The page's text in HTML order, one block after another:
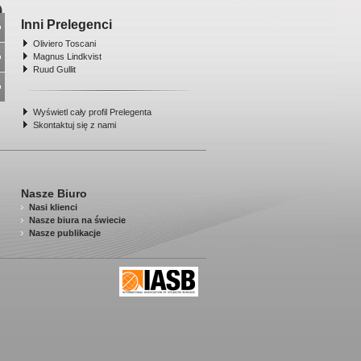
Inni Prelegenci
Oliviero Toscani
Magnus Lindkvist
Ruud Gullit
Wyświetl cały profil Prelegenta
Skontaktuj się z nami
Nasze Biuro
Nasi klienci
Nasze biura na świecie
Nasze publikacje